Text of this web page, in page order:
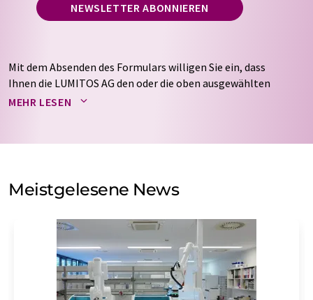
NEWSLETTER ABONNIEREN
Mit dem Absenden des Formulars willigen Sie ein, dass
Ihnen die LUMITOS AG den oder die oben ausgewählten
Newsletter per E-Mail zusendet. Ihre Daten werden
auf Basis unsererDatenschutzerklärung. LUMITOS darf
Meinungsforschung per E-Mail kontaktieren. Ihre
Einwilligung können Sie jederzeit ohne Angabe von
Str. 2, 12489 Berlin oder per E-Mail unter
widerruf@lumitos.commit Wirkung für die Zukunft
widerrufen. Zudem ist in jeder E-Mail ein Link zur
Abbestellung des entsprechenden Newsletters
enthalten.
MEHR LESEN
Meistgelesene News